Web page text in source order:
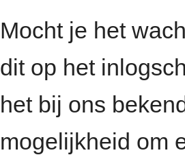
Mocht je het
dit op het
het bij ons
mogelijkheid om